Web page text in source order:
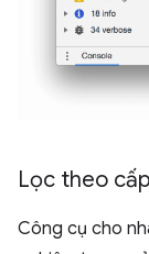
Lọc theo
Công cụ cho